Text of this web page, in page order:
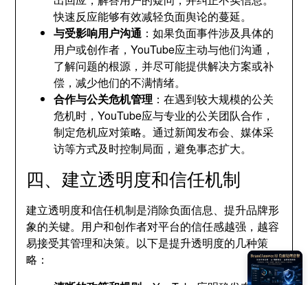
快速反应能够有效减轻负面舆论的蔓延。
与受影响用户沟通 ：如果负面事件涉及具体的
用户或创作者，YouTube应主动与他们沟通，
了解问题的根源，并尽可能提供解决方案或补
偿，减少他们的不满情绪。
合作与公关危机管理 ：在遇到较大规模的公关
危机时，YouTube应与专业的公关团队合作，
制定危机应对策略。通过新闻发布会、媒体采
访等方式及时控制局面，避免事态扩大。
四、建立透明度和信任机制
建立透明度和信任机制是消除负面信息、提升品牌形
象的关键。用户和创作者对平台的信任感越强，越容
易接受其管理和决策。以下是提升透明度的几种策
略：